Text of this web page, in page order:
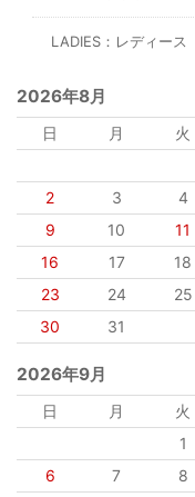
LADIES：レディース
2026年8月
日 月 火
2
3 4
9
10 11
16
17 18
23
24 25
30
31
2026年9月
日 月 火
1
6
7 8